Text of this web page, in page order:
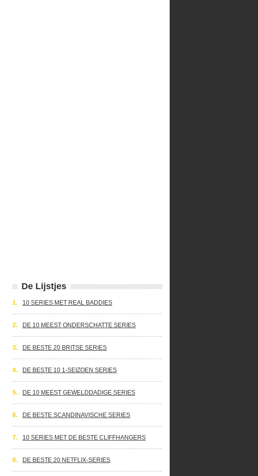
De Lijstjes
1. 10 SERIES MET REAL BADDIES
2. DE 10 MEEST ONDERSCHATTE SERIES
3. DE BESTE 20 BRITSE SERIES
4. DE BESTE 10 1-SEIZOEN SERIES
5. DE 10 MEEST GEWELDDADIGE SERIES
6. DE BESTE SCANDINAVISCHE SERIES
7. 10 SERIES MET DE BESTE CLIFFHANGERS
8. DE BESTE 20 NETFLIX-SERIES